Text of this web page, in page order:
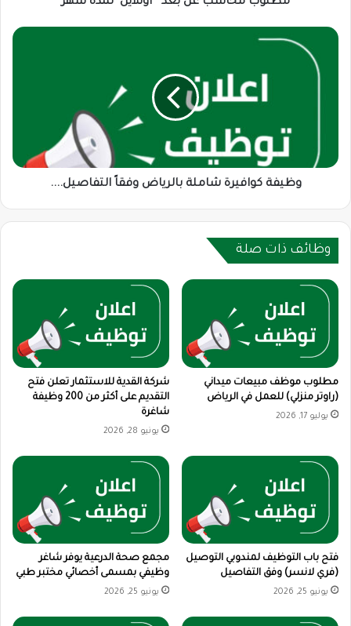
وظيفة
كوافيرة
شاملة
وظيفة كوافيرة شاملة بالرياض وفقاً التفاصيل....
وظائف ذات صلة
مطلوب موظف مبيعات ميداني
(راوتر منزلي) للعمل في الرياض
يوليو 17, 2026
شركة القدية للاستثمار تعلن فتح
التقديم على أكثر من 200 وظيفة
شاغرة
يونيو 28, 2026
فتح باب التوظيف لمندوبي التوصيل
(فري لانسر) وفق التفاصيل
يونيو 25, 2026
مجمع صحة الدرعية يوفر شاغر
وظيفي بمسمى أخصائي مختبر طبي
يونيو 25, 2026